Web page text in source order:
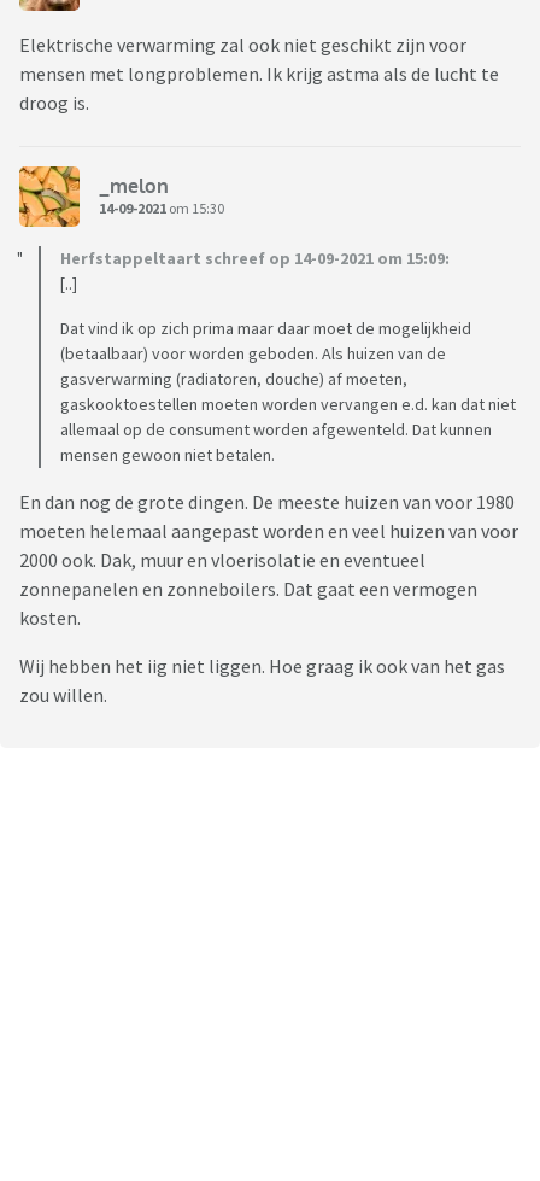
Elektrische verwarming zal ook niet geschikt zijn voor
mensen met longproblemen. Ik krijg astma als de lucht te
droog is.
_melon
14-09-2021 om 15:30
Herfstappeltaart schreef op 14-09-2021 om 15:09:
[..]
Dat vind ik op zich prima maar daar moet de mogelijkheid
(betaalbaar) voor worden geboden. Als huizen van de
gasverwarming (radiatoren, douche) af moeten,
gaskooktoestellen moeten worden vervangen e.d. kan dat niet
allemaal op de consument worden afgewenteld. Dat kunnen
mensen gewoon niet betalen.
En dan nog de grote dingen. De meeste huizen van voor 1980
moeten helemaal aangepast worden en veel huizen van voor
2000 ook. Dak, muur en vloerisolatie en eventueel
zonnepanelen en zonneboilers. Dat gaat een vermogen
kosten.
Wij hebben het iig niet liggen. Hoe graag ik ook van het gas
zou willen.